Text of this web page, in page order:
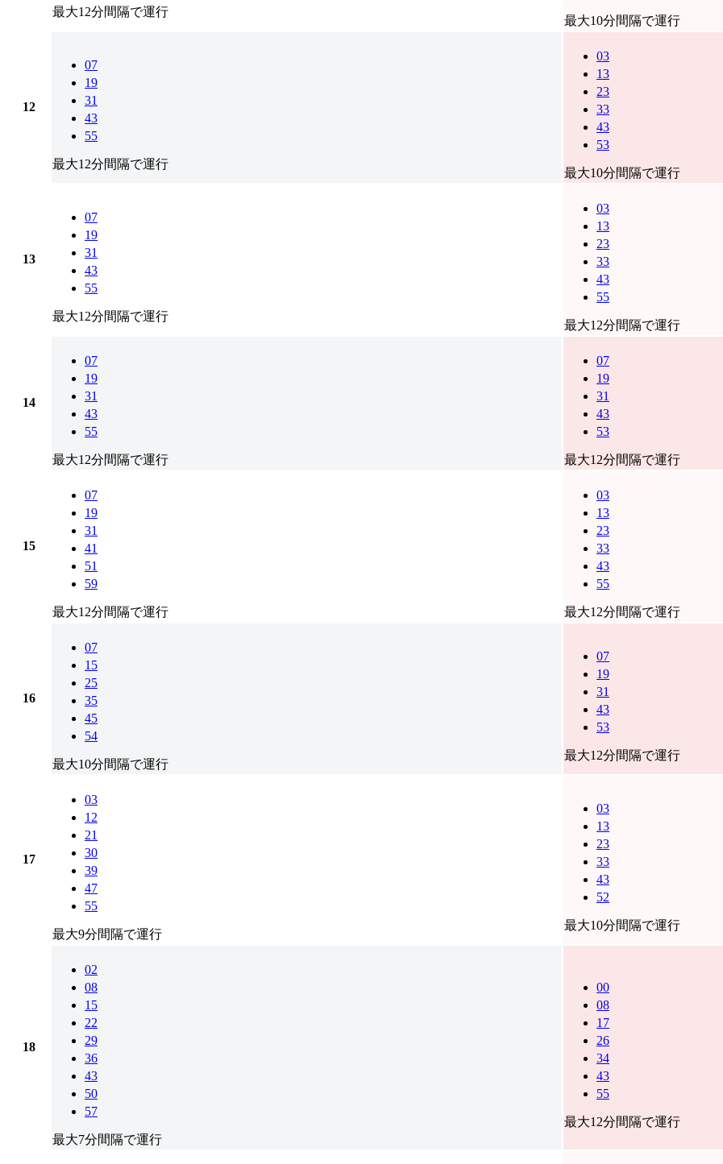
最大12分間隔で運行
最大10分間隔で運行
12
07
19
31
43
55
最大12分間隔で運行
03
13
23
33
43
53
最大10分間隔で運行
13
07
19
31
43
55
最大12分間隔で運行
03
13
23
33
43
55
最大12分間隔で運行
14
07
19
31
43
55
最大12分間隔で運行
07
19
31
43
53
最大12分間隔で運行
15
07
19
31
41
51
59
最大12分間隔で運行
03
13
23
33
43
55
最大12分間隔で運行
16
07
15
25
35
45
54
最大10分間隔で運行
07
19
31
43
53
最大12分間隔で運行
17
03
12
21
30
39
47
55
最大9分間隔で運行
03
13
23
33
43
52
最大10分間隔で運行
18
02
08
15
22
29
36
43
50
57
最大7分間隔で運行
00
08
17
26
34
43
55
最大12分間隔で運行